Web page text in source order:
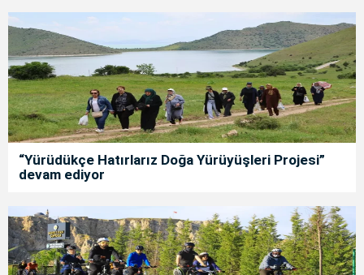
“Yürüdükçe Hatırlarız Doğa Yürüyüşleri Projesi”
devam ediyor